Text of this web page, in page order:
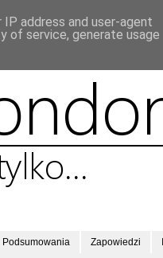
Podsumowania Zapowiedzi
address and user-agent
of service, generate usage